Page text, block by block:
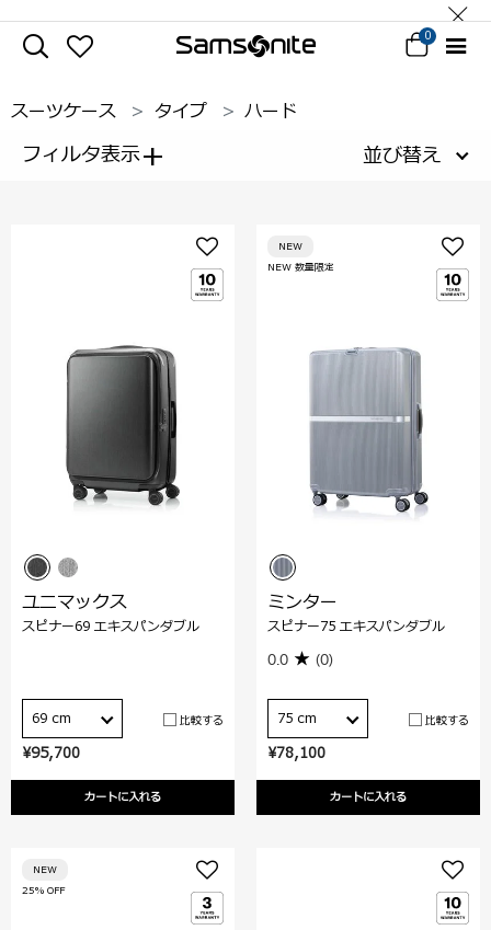
0
スーツケース タイプ ハード
フィルタ表示+ 並び替え
¥95,700
カートに入れる
ユニマックス
スピナー69 エキスパンダブル
69 cm 比較する
¥78,100
カートに入れる
NEW 数量限定
NEW
ミンター
スピナー75 エキスパンダブル
0.0 (0)
75 cm 比較する
25% OFF
NEW